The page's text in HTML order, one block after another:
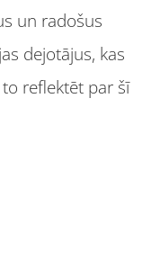
un radošus
dejotājus, kas
reflektēt par šī